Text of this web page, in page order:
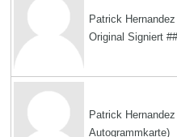
Patrick
Original Signiert
Patrick
Autogrammkarte)